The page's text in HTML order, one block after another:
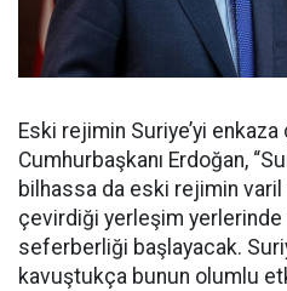
Eski rejimin Suriye’yi
Cumhurbaşkanı Erdoğan,
bilhassa da eski rejimin varil
çevirdiği yerleşim yerlerinde
seferberliği başlayacak.
kavuştukça bunun olumlu